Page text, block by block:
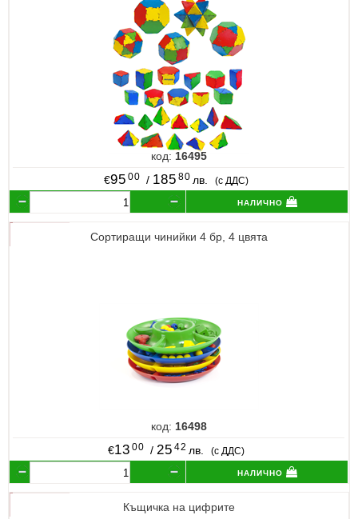
код: 16495
€95 00 / 185 80 лв. (с ДДС)
налично
Сортиращи чинийки 4 бр, 4 цвята
код: 16498
€13 00 / 25 42 лв. (с ДДС)
налично
Къщичка на цифрите